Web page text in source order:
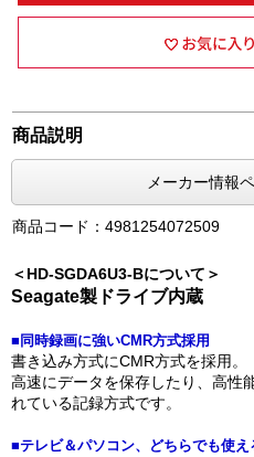
商品説明
メーカー情報
商品コード：4981254072509
＜HD-SGDA6U3-Bについて＞
Seagate製ドライブ内蔵
■同時録画に強いCMR方式採用
書き込み方式にCMR方式を採用。
高速にデータを保存したり、高性
れている記録方式です。
■テレビ＆パソコン、どちらでも使え